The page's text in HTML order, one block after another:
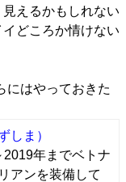
えるかもしれない
どころか情けない
にはやっておきた
しま）
年までベトナ
アンを装備して